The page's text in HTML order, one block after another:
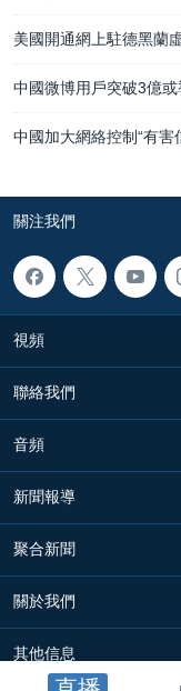
美國開通網上駐德黑蘭
中國微博用戶突破3億
中國加大網絡控制“有害
關注我們
視頻
聯絡我們
音頻
新聞報導
聚合新聞
關於我們
其他信息